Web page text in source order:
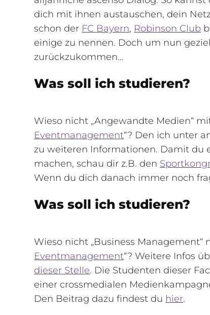
dich mit ihnen austauschen, dein
schon der FC Bayern, Robinson Club
einige zu nennen. Doch um nun
zurückzukommen…
Was soll ich studieren?
Wieso nicht „Angewandte Medien“
Eventmanagement“? Den ich unter
zu weiteren Informationen. Damit du
machen, schau dir z.B. den
Wenn du dich danach immer noch
Was soll ich studieren?
Wieso nicht „Business Management“
Eventmanagement“? Weitere Infos
dieser Stelle. Die Studenten dieser
einer crossmedialen
Den Beitrag dazu findest du hier.